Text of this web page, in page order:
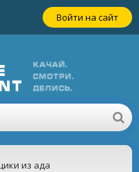
Войти на сайт
из ада